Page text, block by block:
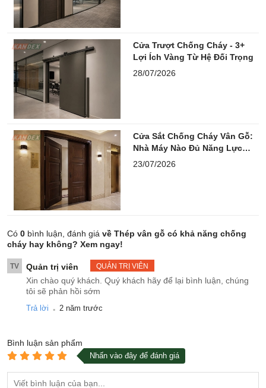
Cửa Trượt Chống Cháy - 3+
Lợi Ích Vàng Từ Hệ Đối Trọng
28/07/2026
Cửa Sắt Chống Cháy Vân Gỗ:
Nhà Máy Nào Đủ Năng Lực
Thầu Lớn?
23/07/2026
Có 0 bình luận, đánh giá về Thép vân gỗ có khả năng chống
cháy hay không? Xem ngay!
TV Quản trị viên QUẢN TRỊ VIÊN
Xin chào quý khách. Quý khách hãy để lại bình luận, chúng
tôi sẽ phản hồi sớm
Trả lời . 2 năm trước
Bình luận sản phẩm
Nhấn vào đây để đánh giá